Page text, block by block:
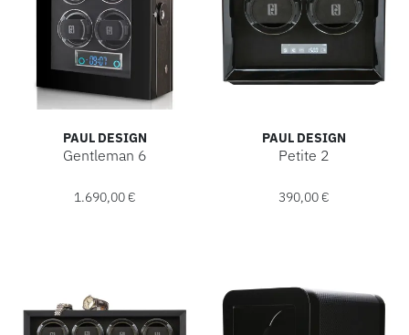
PAUL DESIGN
Gentleman 6
1.690,00 €
PAUL DESIGN
Petite 2
390,00 €